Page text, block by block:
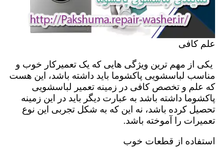
علم کافی
یکی از مهم ترین ویژگی هایی که یک تعمیرکار خوب و
مناسب لباسشویی پاکشوما باید داشته باشد، این هست
که علم و تخصص کافی در زمینه تعمیر لباسشویی
پاکشوما داشته باشد به عبارت دیگر باید در این زمینه
تحصیل کرده باشد، نه این که به شکل تجربی این نوع
تعمیرات را آموخته باشد.
استفاده از قطعات خوب